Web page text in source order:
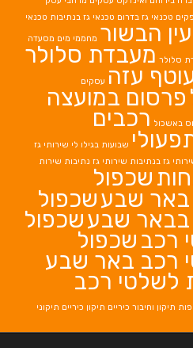
טכנאי גז בדרום טכנאי גז בנתיבות טכנאי
הבשור מחממי מים מסעדה
סלולר מעבדת סלולר
עזה עסקים
פרסום במועצה
באשכול רכבים
שבועות בגילו לי שירותי גז
גז בנתיבות שירותי גז נתיבות שירות
שכפול
באר שבעשכפול
בבאר שבעשכפול
רכב שכפול
רכב באר שבע
לשלטי רכב
תיקון וחיבור כיריים תיקון כיריים תיקוני